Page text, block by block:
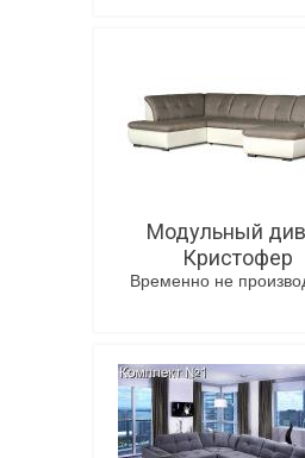
Модульный
Кристофер
Временно не